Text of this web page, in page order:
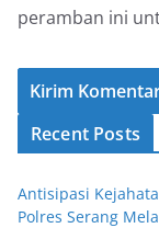
peramban ini
Recent Posts
Antisipasi
Polres Serang